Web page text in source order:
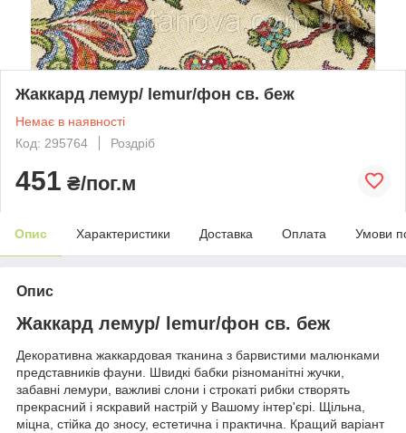
Жаккард лемур/ lemur/фон св. беж
Немає в наявності
Код: 295764
Роздріб
451 ₴/пог.м
Опис Характеристики Доставка Оплата Умови
Опис
Жаккард лемур/ lemur/фон св. беж
Декоративна жаккардовая тканина з барвистими малюнками
представників фауни. Швидкі бабки різноманітні жучки,
забавні лемури, важливі слони і строкаті рибки створять
прекрасний і яскравий настрій у Вашому інтер'єрі. Щільна,
міцна, стійка до зносу, естетична і практична. Кращий варіант